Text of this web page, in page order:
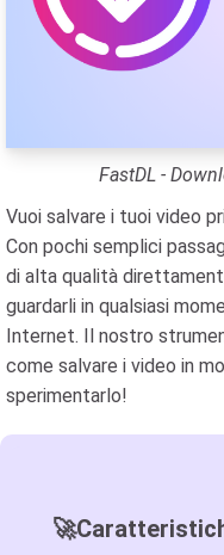
FastDL -
Vuoi salvare i tuoi video
Con pochi semplici
di alta qualità
guardarli in qualsiasi
Internet. Il nostro
come salvare i video in
sperimentarlo!